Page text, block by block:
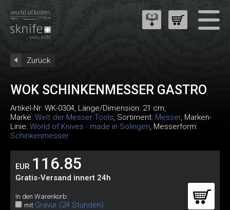
Zurück
WOK SCHINKENMESSER GASTRO
Artikel-Nr: WK-0304, Länge/Dimension: 21 cm,
Marke: Welt der Messer Tools, Sortiment: Messer, Marken-
Linie: World of Knives - made in Solingen, Messerform:
Schinkenmesser
EUR 116.85
Gratis-Versand innert 24h
In den Warenkorb:
mit Gravur (24 Stunden)